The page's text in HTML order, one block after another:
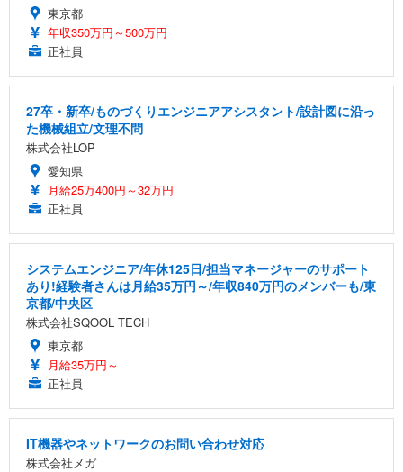
東京都
年収350万円～500万円
正社員
27卒・新卒/ものづくりエンジニアアシスタント/設計図に沿っ
た機械組立/文理不問
株式会社LOP
愛知県
月給25万400円～32万円
正社員
システムエンジニア/年休125日/担当マネージャーのサポート
あり!経験者さんは月給35万円～/年収840万円のメンバーも/東
京都/中央区
株式会社SQOOL TECH
東京都
月給35万円～
正社員
IT機器やネットワークのお問い合わせ対応
株式会社メガ